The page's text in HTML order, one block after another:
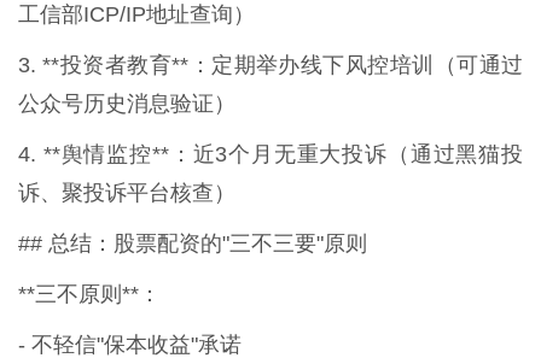
工信部ICP/IP地址查询）
3. **投资者教育**：定期举办线下风控培训（可通过
公众号历史消息验证）
4. **舆情监控**：近3个月无重大投诉（通过黑猫投
诉、聚投诉平台核查）
## 总结：股票配资的"三不三要"原则
**三不原则**：
- 不轻信"保本收益"承诺